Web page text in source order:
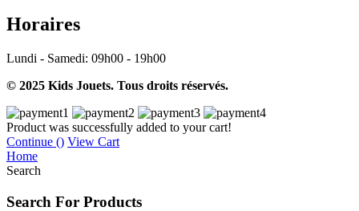
Horaires
Lundi - Samedi: 09h00 - 19h00
© 2025 Kids Jouets. Tous droits réservés.
Product was successfully added to your cart!
Continue () View Cart
Home
Search
Search For Products